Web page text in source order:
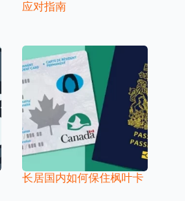
应对指南
长居国内如何保住枫叶卡